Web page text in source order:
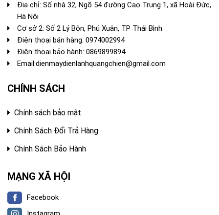
Địa chỉ: Số nhà 32, Ngõ 54 đường Cao Trung 1, xã Hoài Đức,
Hà Nội
Cơ sở 2: Số 2 Lý Bôn, Phú Xuân, TP Thái Bình
Điện thoại bán hàng: 0974002994
Điện thoại bảo hành: 0869899894
Email:dienmaydienlanhquangchien@gmail.com
CHÍNH SÁCH
Chính sách bảo mật
Chính Sách Đổi Trả Hàng
Chính Sách Bảo Hành
MẠNG XÃ HỘI
Facebook